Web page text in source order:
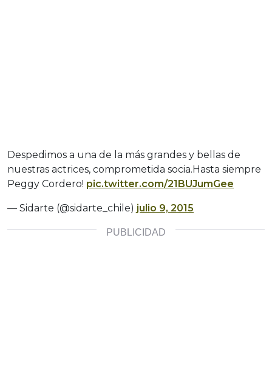
Despedimos a una de la más grandes y bellas de
nuestras actrices, comprometida socia.Hasta siempre
Peggy Cordero! pic.twitter.com/21BUJumGee
— Sidarte (@sidarte_chile) julio 9, 2015